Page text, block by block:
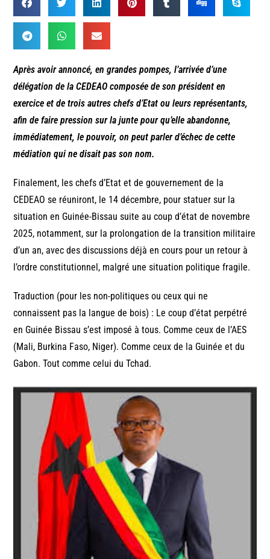
Après avoir annoncé, en grandes pompes, l’arrivée d’une
délégation de la CEDEAO composée de son président en
exercice et de trois autres chefs d’Etat ou leurs représentants,
afin de faire pression sur la junte pour qu’elle abandonne,
immédiatement, le pouvoir, on peut parler d’échec de cette
médiation qui ne disait pas son nom.
Finalement, les chefs d’Etat et de gouvernement de la
CEDEAO se réuniront, le 14 décembre, pour statuer sur la
situation en Guinée-Bissau suite au coup d’état de novembre
2025, notamment, sur la prolongation de la transition militaire
d’un an, avec des discussions déjà en cours pour un retour à
l’ordre constitutionnel, malgré une situation politique fragile.
Traduction (pour les non-politiques ou ceux qui ne
connaissent pas la langue de bois) : Le coup d’état perpétré
en Guinée Bissau s’est imposé à tous. Comme ceux de l’AES
(Mali, Burkina Faso, Niger). Comme ceux de la Guinée et du
Gabon. Tout comme celui du Tchad.